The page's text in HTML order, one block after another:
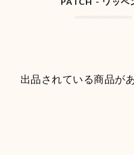
出品されている商品が